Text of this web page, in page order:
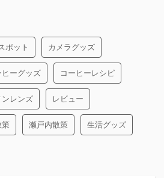
ポット カメラグッズ
ヒーグッズ コーヒーレシピ
ンレンズ レビュー
策 瀬戸内散策 生活グッズ